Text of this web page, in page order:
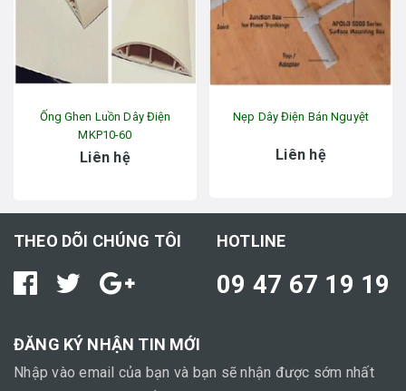
Ống Ghen Luồn Dây Điện
MKP10-60
Liên hệ
Nẹp Dây Điện Bán Nguyệt
Liên hệ
THEO DÕI CHÚNG TÔI HOTLINE
09 47 67 19 19
ĐĂNG KÝ NHẬN TIN MỚI
Nhập vào email của bạn và bạn sẽ nhận được sớm nhất